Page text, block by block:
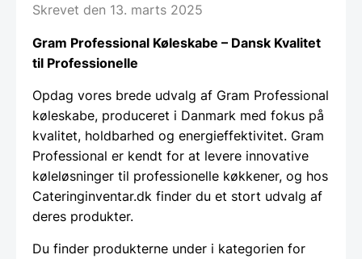
Skrevet den 13. marts 2025
Gram Professional Køleskabe – Dansk Kvalitet
til Professionelle
Opdag vores brede udvalg af Gram Professional
køleskabe, produceret i Danmark med fokus på
kvalitet, holdbarhed og energieffektivitet. Gram
Professional er kendt for at levere innovative
køleløsninger til professionelle køkkener, og hos
Cateringinventar.dk finder du et stort udvalg af
deres produkter.
Du finder produkterne under i kategorien for